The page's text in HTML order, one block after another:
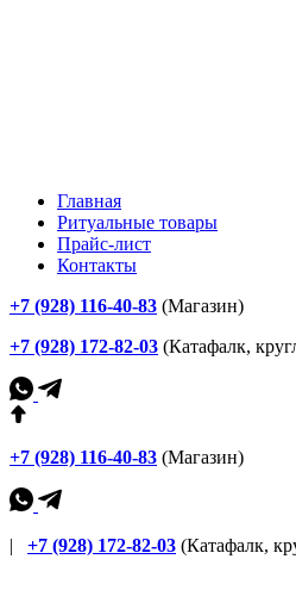
Главная
Ритуальные товары
Прайс-лист
Контакты
+7 (928) 116-40-83 (Магазин)
+7 (928) 172-82-03 (Катафалк,
+7 (928) 116-40-83 (Магазин)
| +7 (928) 172-82-03 (Катафалк,